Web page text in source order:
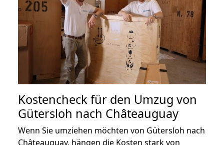
Kostencheck für den Umzug von
Gütersloh nach Châteauguay
Wenn Sie umziehen möchten von Gütersloh nach
Châteauguay, hängen die Kosten stark von